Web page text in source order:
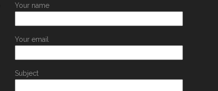
Your name
Your email
Subject